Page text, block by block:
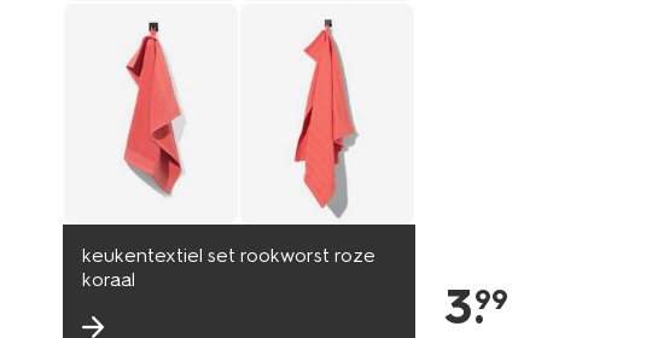
keukentextiel set rookworst roze
koraal
3.
99